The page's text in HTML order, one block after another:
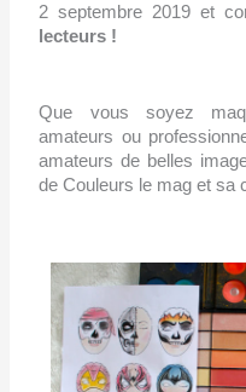
2 septembre 2019 et
lecteurs !
Que vous soyez
amateurs ou
amateurs de belles
de Couleurs le mag et sa